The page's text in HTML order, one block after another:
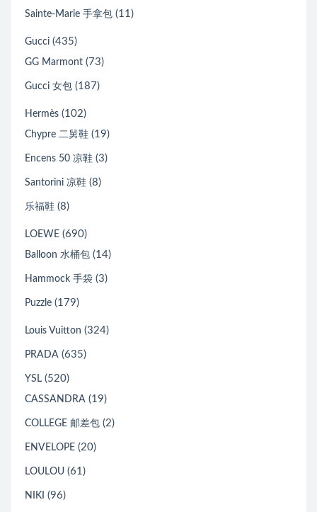
Sainte-Marie 手拿包 (11)
Gucci (435)
GG Marmont (73)
Gucci 女包 (187)
Hermès (102)
Chypre 二舅鞋 (19)
Encens 50 凉鞋 (3)
Santorini 凉鞋 (8)
乐福鞋 (8)
LOEWE (690)
Balloon 水桶包 (14)
Hammock 手袋 (3)
Puzzle (179)
Louis Vuitton (324)
PRADA (635)
YSL (520)
CASSANDRA (19)
COLLEGE 邮差包 (2)
ENVELOPE (20)
LOULOU (61)
NIKI (96)